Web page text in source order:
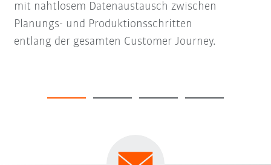
mit nahtlosem Datenaustausch zwischen
Planungs- und Produktionsschritten
entlang der gesamten Customer Journey.